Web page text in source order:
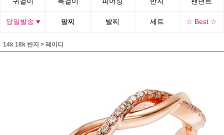
당일발송 ♥ 팔찌 발찌 세트 ☆ Best ☆
14k 18k 반지 > 레이디